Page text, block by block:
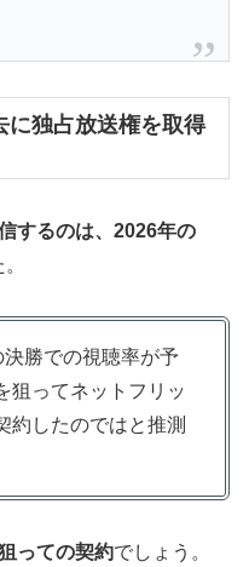
に独占放送権を取得
するのは、2026年の
勝での視聴率が予
狙ってネットフリッ
約したのではと推測
っての契約でしょう。